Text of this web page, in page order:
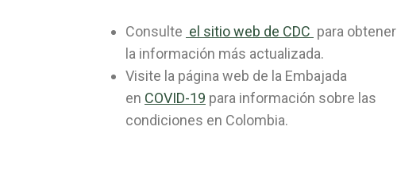
Consulte el sitio web de CDC para obtener
la información más actualizada.
Visite la página web de la Embajada
en COVID-19 para información sobre las
condiciones en Colombia.